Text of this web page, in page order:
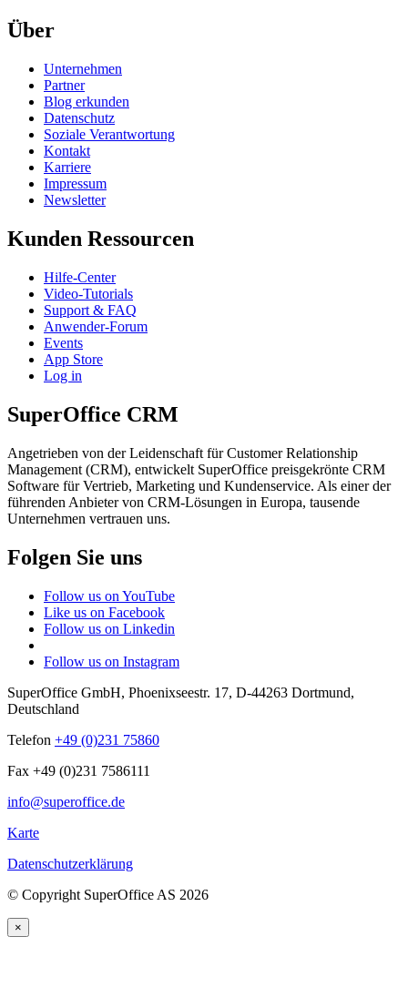
Über
Unternehmen
Partner
Blog erkunden
Datenschutz
Soziale Verantwortung
Kontakt
Karriere
Impressum
Newsletter
Kunden Ressourcen
Hilfe-Center
Video-Tutorials
Support & FAQ
Anwender-Forum
Events
App Store
Log in
SuperOffice CRM
Angetrieben von der Leidenschaft für Customer Relationship
Management (CRM), entwickelt SuperOffice preisgekrönte CRM
Software für Vertrieb, Marketing und Kundenservice. Als einer der
führenden Anbieter von CRM-Lösungen in Europa, tausende
Unternehmen vertrauen uns.
Folgen Sie uns
Follow us on YouTube
Like us on Facebook
Follow us on Linkedin
Follow us on Instagram
SuperOffice GmbH, Phoenixseestr. 17, D-44263 Dortmund,
Deutschland
Telefon +49 (0)231 75860
Fax +49 (0)231 7586111
info@superoffice.de
Karte
Datenschutzerklärung
© Copyright SuperOffice AS 2026
×